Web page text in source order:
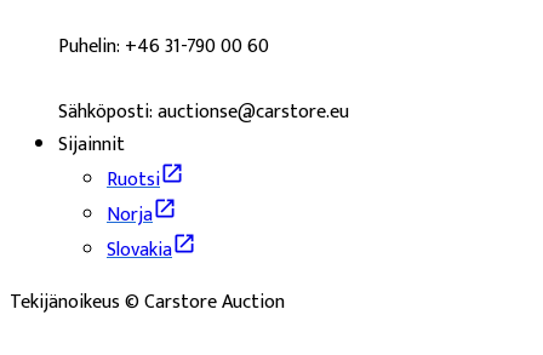
Puhelin: +46 31-790 00 60
Sähköposti: auctionse@carstore.eu
Sijainnit
Ruotsi
Norja
Slovakia
Tekijänoikeus © Carstore Auction